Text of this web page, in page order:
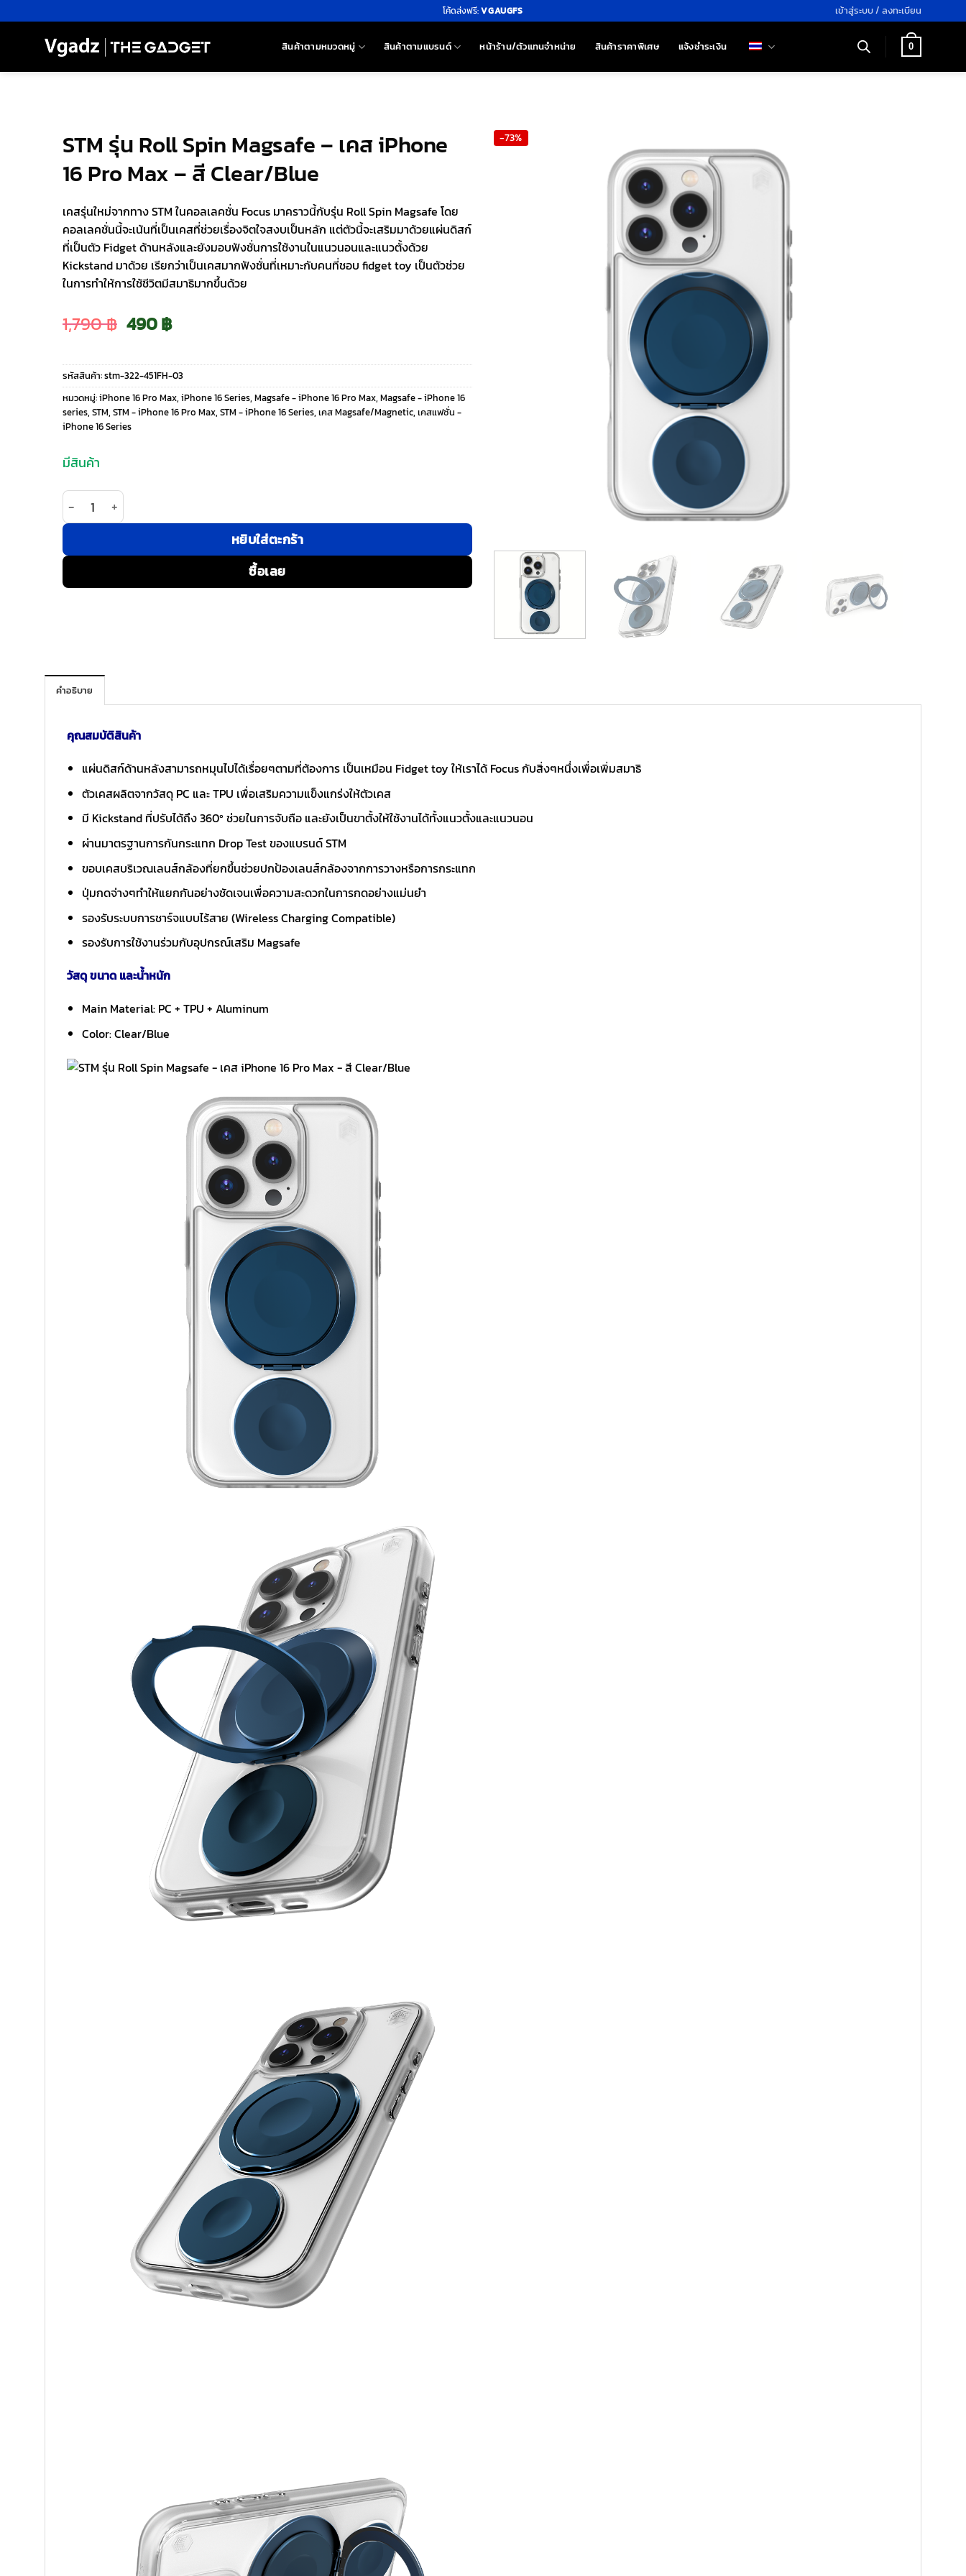
ไป
โค้ดส่งฟรี:VGAUGFS เข้าสู่ระบบ / ลงทะเบียน
สินค้าตามหมวดหมู่ สินค้าตามแบรนด์ หน้าร้าน/ตัวแทนจำหน่าย สินค้าราคาพิเศษ แจ้งชำระเงิน 0
STM รุ่น Roll Spin Magsafe – เคส iPhone
16 Pro Max – สี Clear/Blue
เคสรุ่นใหม่จากทาง STM ในคอลเลคชั่น Focus มาคราวนี้กับรุ่น Roll Spin Magsafe โดย
คอลเลคชั่นนี้จะเน้นที่เป็นเคสที่ช่วยเรื่องจิตใจสงบเป็นหลัก แต่ตัวนี้จะเสริมมาด้วยแผ่นดิสก์
ที่เป็นตัว Fidget ด้านหลังและยังมอบฟังชั่นการใช้งานในแนวนอนและแนวตั้งด้วย
Kickstand มาด้วย เรียกว่าเป็นเคสมากฟังชั่นที่เหมาะกับคนที่ชอบ fidget toy เป็นตัวช่วย
ในการทำให้การใช้ชีวิตมีสมาธิมากขึ้นด้วย
1,790฿ Original
price
was:
1,790 ฿.
490฿Current
price
is:
รหัสสินค้า:stm-322-451FH-03
หมวดหมู่:iPhone 16 Pro Max, iPhone 16 Series, Magsafe - iPhone 16 Pro Max, Magsafe - iPhone 16
series, STM, STM - iPhone 16 Pro Max, STM - iPhone 16 Series, เคส Magsafe/Magnetic, เคสแฟชั่น -
iPhone 16 Series
มีสินค้า
จำนวน STM รุ่น Roll Spin Magsafe - เคส iPhone 16 Pro Max - สี Clear/Blue ชิ้น
หยิบใส่ตะกร้า
ซื้อเลย
-73%
คำอธิบาย
คุณสมบัติสินค้า
แผ่นดิสก์ด้านหลังสามารถหมุนไปได้เรื่อยๆตามที่ต้องการ เป็นเหมือน Fidget toy ให้เราได้ Focus กับสิ่งๆหนึ่งเพื่อเพิ่มสมาธิ
ตัวเคสผลิตจากวัสดุ PC และ TPU เพื่อเสริมความแข็งแกร่งให้ตัวเคส
มี Kickstand ที่ปรับได้ถึง 360º ช่วยในการจับถือ และยังเป็นขาตั้งให้ใช้งานได้ทั้งแนวตั้งและแนวนอน
ผ่านมาตรฐานการกันกระแทก Drop Test ของแบรนด์ STM
ขอบเคสบริเวณเลนส์กล้องที่ยกขึ้นช่วยปกป้องเลนส์กล้องจากการวางหรือการกระแทก
ปุ่มกดจ่างๆทำให้แยกกันอย่างชัดเจนเพื่อความสะดวกในการกดอย่างแม่นยำ
รองรับระบบการชาร์จแบบไร้สาย (Wireless Charging Compatible)
รองรับการใช้งานร่วมกับอุปกรณ์เสริม Magsafe
วัสดุ ขนาด และน้ำหนัก
Main Material: PC + TPU + Aluminum
Color: Clear/Blue